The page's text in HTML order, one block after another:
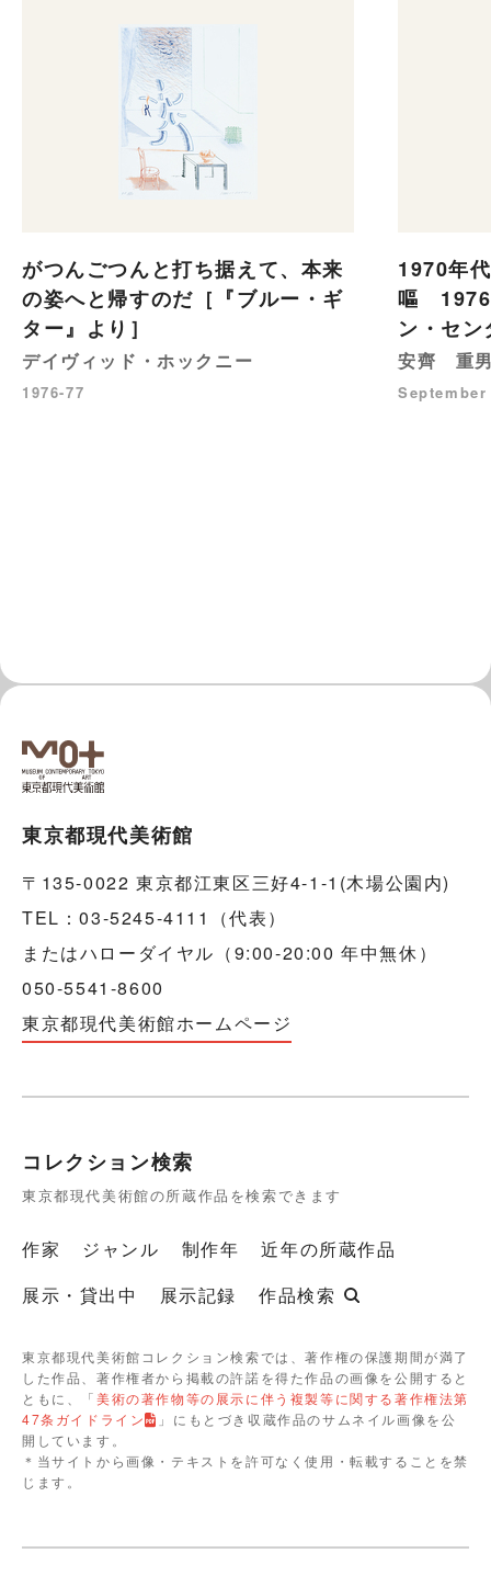
がつんごつんと打ち据えて、本来
の姿へと帰すのだ［『ブルー・ギ
ター』より］
デイヴィッド・ホックニー
1976-77
1970年
嘔 1976
ン・セ
安齊 重
東京都現代美術館
〒135-0022 東京都江東区三好4-1-1(木場公園内)
TEL：03-5245-4111（代表）
またはハローダイヤル（9:00-20:00 年中無休）
050-5541-8600
東京都現代美術館ホームページ
コレクション検索
東京都現代美術館の所蔵作品を検索できます
作家 ジャンル 制作年
近年の所蔵作品
展示・貸出中
展示記録 作品検索
東京都現代美術館コレクション検索では、著作権の保護期間が満了
した作品、著作権者から掲載の許諾を得た作品の画像を公開すると
ともに、「美術の著作物等の展示に伴う複製等に関する著作権法第
47条ガイドライン
」にもとづき収蔵作品のサムネイル画像を公
開しています。
＊当サイトから画像・テキストを許可なく使用・転載することを禁
じます。